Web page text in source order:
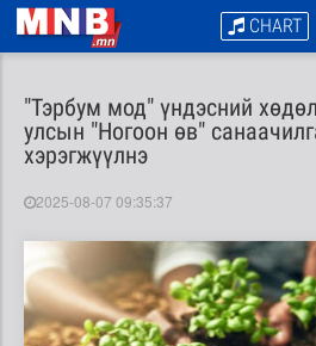
CHART
"Тэрбум мод" үндэсний
улсын "Ногоон өв"
хэрэгжүүлнэ
2025-08-07 09:35:37